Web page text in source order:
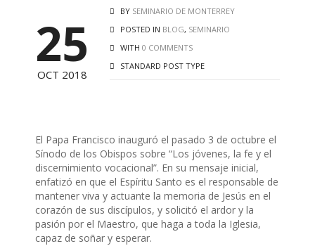
25
OCT 2018
BY SEMINARIO DE MONTERREY
POSTED IN BLOG, SEMINARIO
WITH 0 COMMENTS
STANDARD POST TYPE
El Papa Francisco inauguró el pasado 3 de octubre el
Sínodo de los Obispos sobre “Los jóvenes, la fe y el
discernimiento vocacional”. En su mensaje inicial,
enfatizó en que el Espíritu Santo es el responsable de
mantener viva y actuante la memoria de Jesús en el
corazón de sus discípulos, y solicitó el ardor y la
pasión por el Maestro, que haga a toda la Iglesia,
capaz de soñar y esperar.